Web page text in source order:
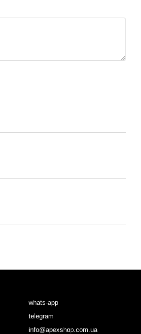
whats-app
telegram
info@apexshop.com.ua